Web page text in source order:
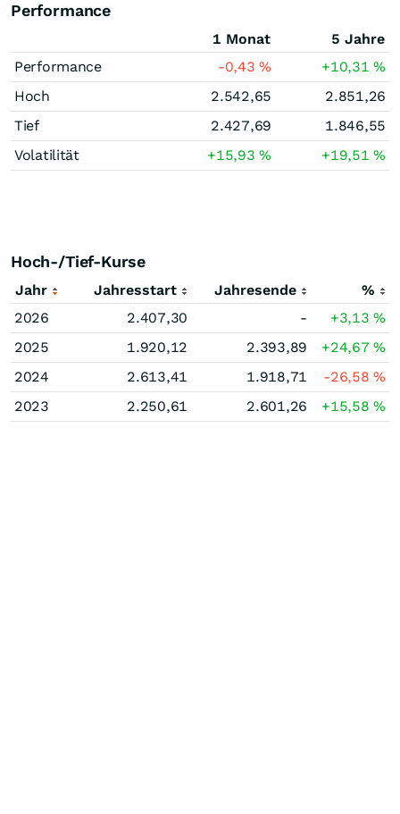
Performance
1 Monat
5 Jahre
Performance
-0,43% +10,31%
Hoch
2.542,65
2.851,26
Tief
2.427,69
1.846,55
Volatilität
+15,93% +19,51%
Hoch-/Tief-Kurse
Jahr Jahresstart Jahresende
%
2026
2.407,30 - +3,13%
2025
1.920,12 2.393,89 +24,67%
2024
2.613,41 1.918,71 -26,58%
2023
2.250,61 2.601,26 +15,58%